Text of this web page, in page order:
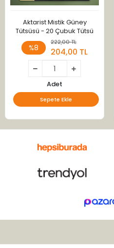
Aktarist Mistik Güney
Tütsüsü - 20 Çubuk Tütsü
%8
222,00 TL
204,00 TL
Adet
Sepete Ekle